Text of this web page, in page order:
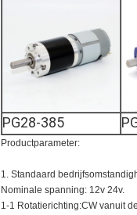
PG28-385
Productparameter:
1. Standaard
Nominale spanning: 12v 24v.
1-1 Rotatierichting:CW vanuit